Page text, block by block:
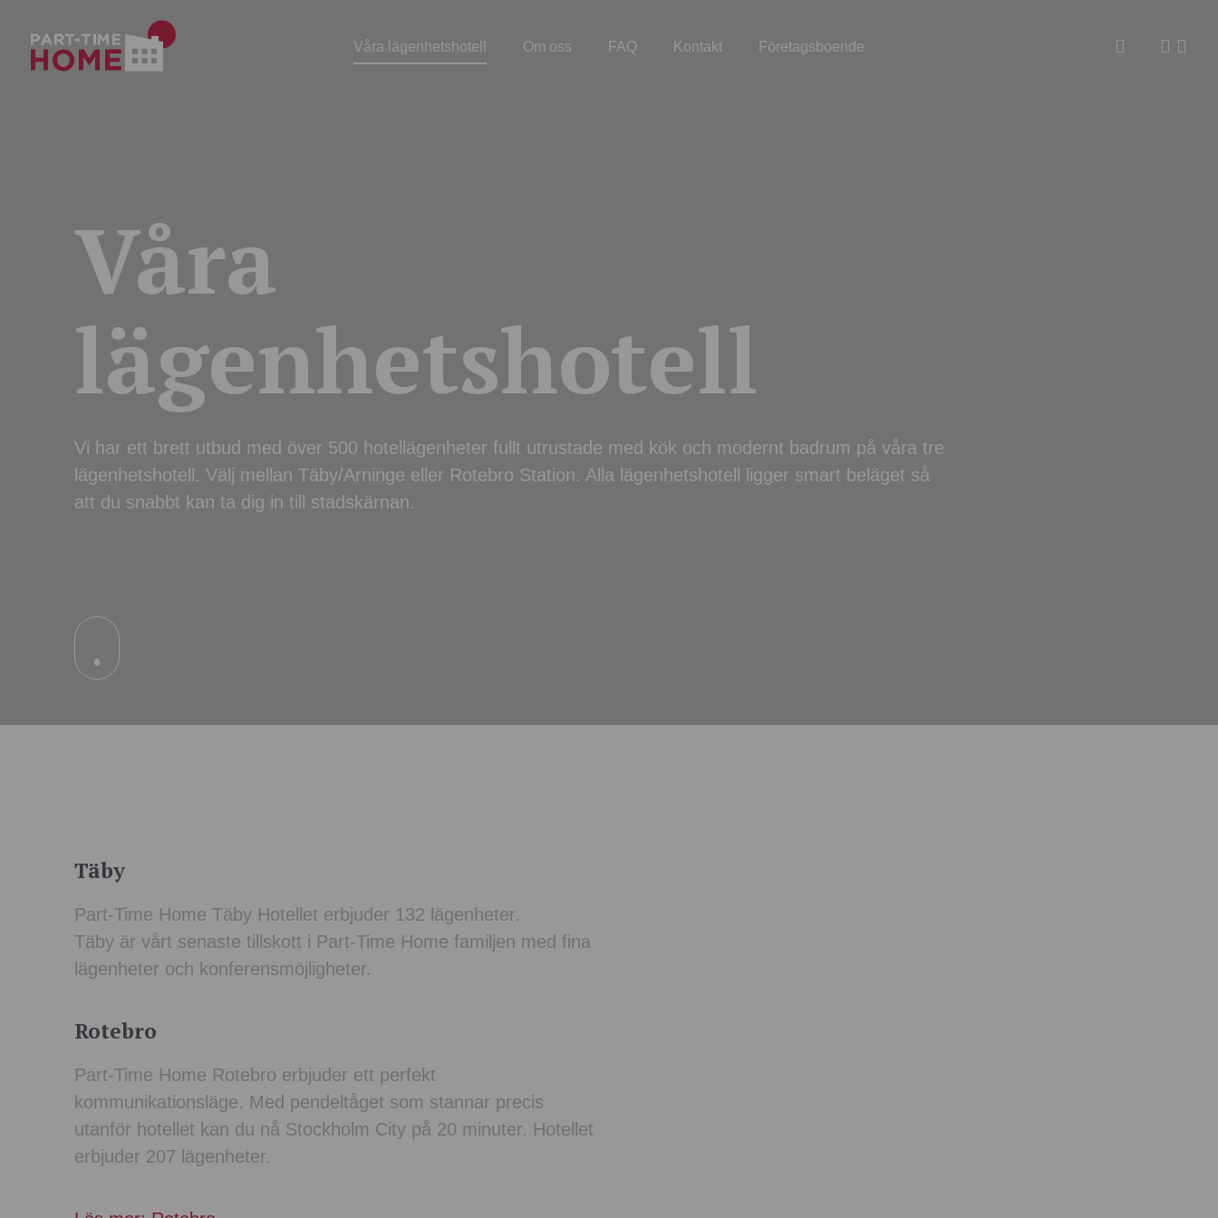
Våra lägenhetshotell Om oss FAQ Kontakt Företagsboende
Våra
lägenhetshotell
Vi har ett brett utbud med över 500 hotellägenheter fullt utrustade med kök och modernt badrum på våra tre
lägenhetshotell. Välj mellan Täby/Arninge eller Rotebro Station. Alla lägenhetshotell ligger smart beläget så
att du snabbt kan ta dig in till stadskärnan.
Täby
Part-Time Home Täby Hotellet erbjuder 132 lägenheter.
Täby är vårt senaste tillskott i Part-Time Home familjen med fina
lägenheter och konferensmöjligheter.
Rotebro
Part-Time Home Rotebro erbjuder ett perfekt
kommunikationsläge. Med pendeltåget som stannar precis
utanför hotellet kan du nå Stockholm City på 20 minuter. Hotellet
erbjuder 207 lägenheter.